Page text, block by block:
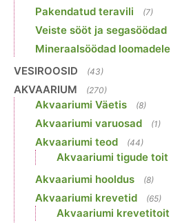
Pakendatud teravili (7)
Veiste sööt ja segasöödad
Mineraalsöödad loomadele
VESIROOSID (43)
AKVAARIUM (270)
Akvaariumi Väetis (8)
Akvaariumi varuosad (1)
Akvaariumi teod (44)
Akvaariumi tigude toit
Akvaariumi hooldus (8)
Akvaariumi krevetid (65)
Akvaariumi krevetitoit